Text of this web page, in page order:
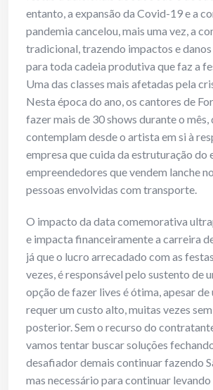
entanto, a expansão da Covid-19 e a
pandemia cancelou, mais uma vez, a
tradicional, trazendo impactos e
para toda cadeia produtiva que faz a
Uma das classes mais afetadas pela
Nesta época do ano, os cantores de
fazer mais de 30 shows durante o mês,
contemplam desde o artista em si à
empresa que cuida da estruturação do
empreendedores que vendem lanche
pessoas envolvidas com transporte.
O impacto da data comemorativa
e impacta financeiramente a carreira
já que o lucro arrecadado com as
vezes, é responsável pelo sustento de
opção de fazer lives é ótima, apesar de
requer um custo alto, muitas vezes
posterior. Sem o recurso do
vamos tentar buscar soluções
desafiador demais continuar fazendo
mas necessário para continuar